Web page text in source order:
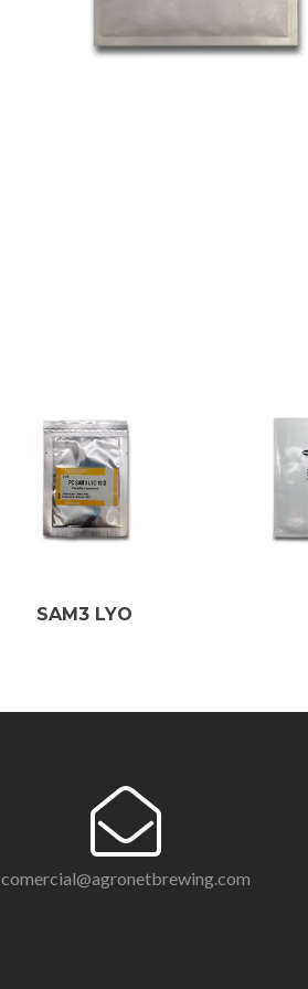
SAM3 LYO
comercial@agronetbrewing.com